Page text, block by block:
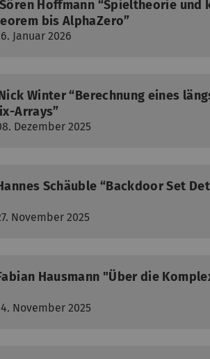
Sören Hoffmann “Spieltheorie
bis AlphaZero”
Januar 2026
Nick Winter “Berechnung eines
Arrays”
Dezember 2025
Hannes Schäuble “Backdoor Set
November 2025
Fabian Hausmann "Über die
November 2025